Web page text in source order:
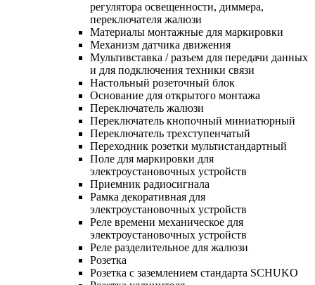
регулятора освещенности, диммера,
переключателя жалюзи
Материалы монтажные для маркировки
Механизм датчика движения
Мультивставка / разъем для передачи данных
и для подключения техники связи
Настольный розеточный блок
Основание для открытого монтажа
Переключатель жалюзи
Переключатель кнопочный миниатюрный
Переключатель трехступенчатый
Переходник розетки мультистандартный
Поле для маркировки для
электроустановочных устройств
Приемник радиосигнала
Рамка декоративная для
электроустановочных устройств
Реле времени механическое для
электроустановочных устройств
Реле разделительное для жалюзи
Розетка
Розетка с заземлением стандарта SCHUKO